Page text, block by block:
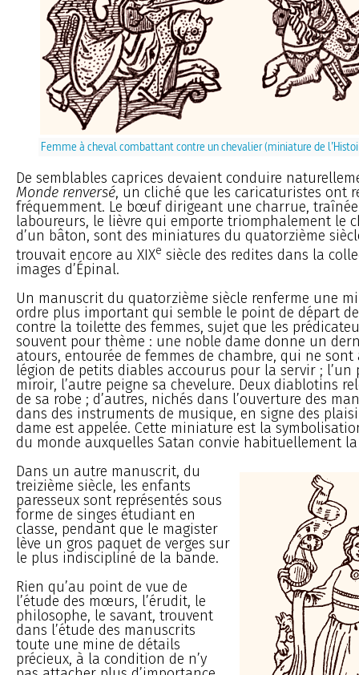
Femme à cheval combattant contre un chevalier (miniature de
De semblables caprices devaient conduire
Monde renversé, un cliché que les caricaturistes ont
fréquemment. Le bœuf dirigeant une charrue,
laboureurs, le lièvre qui emporte triomphalement le
d’un bâton, sont des miniatures du quatorzième
trouvait encore au XIXe siècle des redites dans la
images d’Épinal.
Un manuscrit du quatorzième siècle renferme une
ordre plus important qui semble le point de départ
contre la toilette des femmes, sujet que les
souvent pour thème : une noble dame donne un
atours, entourée de femmes de chambre, qui ne sont
légion de petits diables accourus pour la servir ; l’un
miroir, l’autre peigne sa chevelure. Deux diablotins
de sa robe ; d’autres, nichés dans l’ouverture des
dans des instruments de musique, en signe des
dame est appelée. Cette miniature est la
du monde auxquelles Satan convie habituellement
Dans un autre manuscrit, du
treizième siècle, les enfants
paresseux sont représentés sous
forme de singes étudiant en
classe, pendant que le magister
lève un gros paquet de verges sur
le plus indiscipliné de la bande.
Rien qu’au point de vue de
l’étude des mœurs, l’érudit, le
philosophe, le savant, trouvent
dans l’étude des manuscrits
toute une mine de détails
précieux, à la condition de n’y